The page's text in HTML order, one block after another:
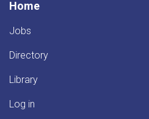
Home
Jobs
Directory
Library
Log in